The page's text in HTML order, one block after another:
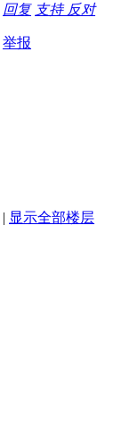
回复 支持 反对
举报
| 显示全部楼层